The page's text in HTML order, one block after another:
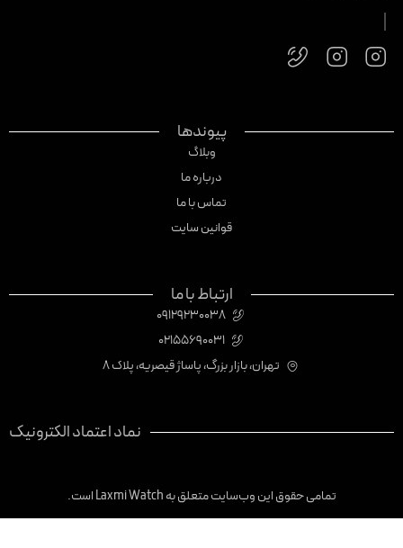
پیوندها
وبلاگ
درباره ما
تماس با ما
قوانین سایت
ارتباط با ما
09129230038
02155690031
تهران، بازار بزرگ، پاساژ قیصریه، پلاک 8
نماد اعتماد الکترونیک
تمامی حقوق این وب‌سایت متعلق به Laxmi Watch است.